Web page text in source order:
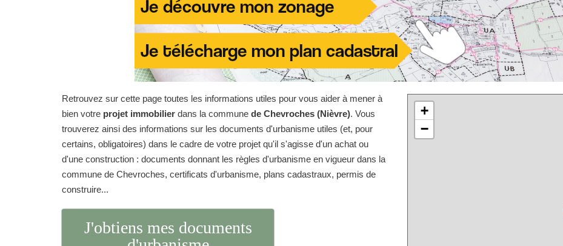
Retrouvez sur cette page toutes les informations utiles pour vous aider à mener à
bien votre projet immobilier dans la commune de Chevroches (Nièvre). Vous
trouverez ainsi des informations sur les documents d'urbanisme utiles (et, pour
certains, obligatoires) dans le cadre de votre projet qu'il s'agisse d'un achat ou
d'une construction : documents donnant les règles d'urbanisme en vigueur dans la
commune de Chevroches, certificats d'urbanisme, plans cadastraux, permis de
construire...
J'obtiens mes documents
+
−